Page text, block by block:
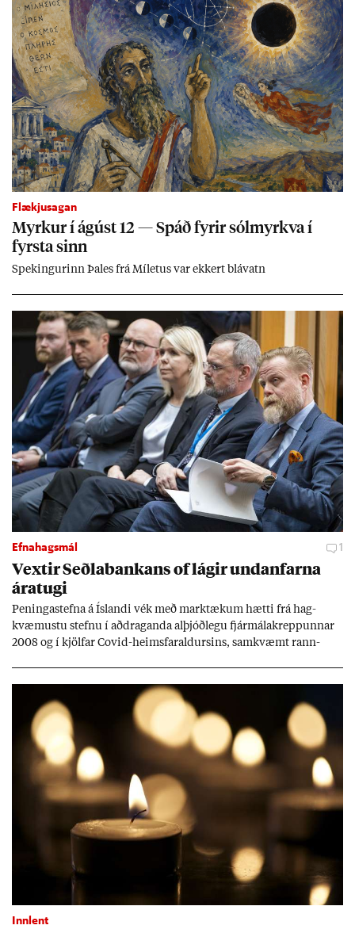
Flækjusagan
Myrk­ur í ág­úst 12 — Spáð fyr­ir sól­myrkva í
fyrsta sinn
Spek­ing­ur­inn Þa­les frá Míletus var ekk­ert blá­vatn
Efnahagsmál 1
Vext­ir Seðla­bank­ans of lág­ir und­an­farna
ára­tugi
Pen­inga­stefna á Ís­landi vék með mark­tæk­um hætti frá hag­
kvæm­ustu stefnu í að­drag­anda al­þjóð­legu fjár­málakrepp­unn­ar
2008 og í kjöl­far Covid-heims­far­ald­urs­ins, sam­kvæmt rann­
Innlent